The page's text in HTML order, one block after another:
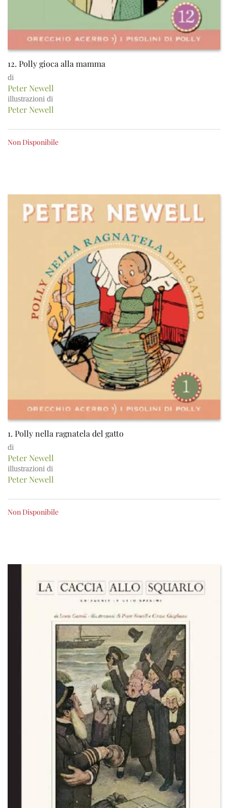
12. Polly gioca alla mamma
di
Peter Newell
illustrazioni di
Peter Newell
Non Disponibile
1. Polly nella ragnatela del gatto
di
Peter Newell
illustrazioni di
Peter Newell
Non Disponibile